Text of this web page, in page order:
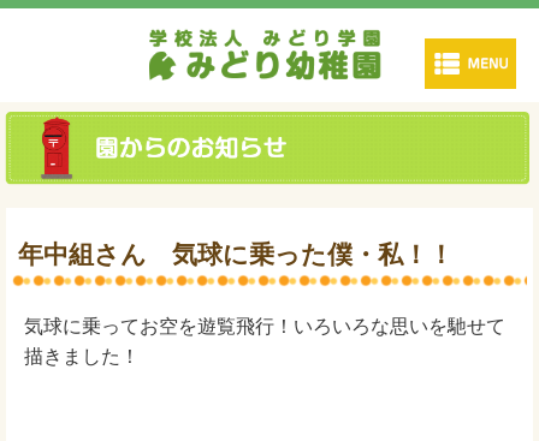
年中組さん 気球に乗った僕・私！！
気球に乗ってお空を遊覧飛行！いろいろな思いを馳せて
描きました！